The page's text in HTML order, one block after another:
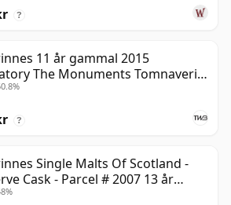
?
11 år gammal 2015
The Monuments Tomnaverie
Circle
?
Single Malts Of Scotland -
Cask - Parcel # 2007 13 år